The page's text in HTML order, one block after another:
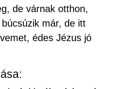
de várnak otthon,
már, de itt
édes Jézus jó